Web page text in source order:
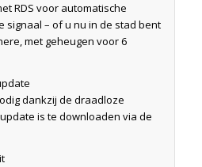
RDS voor automatische
signaal – of u nu in de stad bent
met geheugen voor 6
dankzij de draadloze
is te downloaden via de